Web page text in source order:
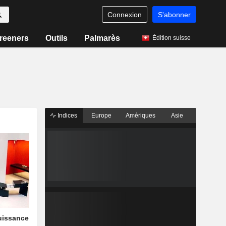
Connexion S'abonner
Outils Palmarès Édition suisse
Indices Europe Amériques Asie